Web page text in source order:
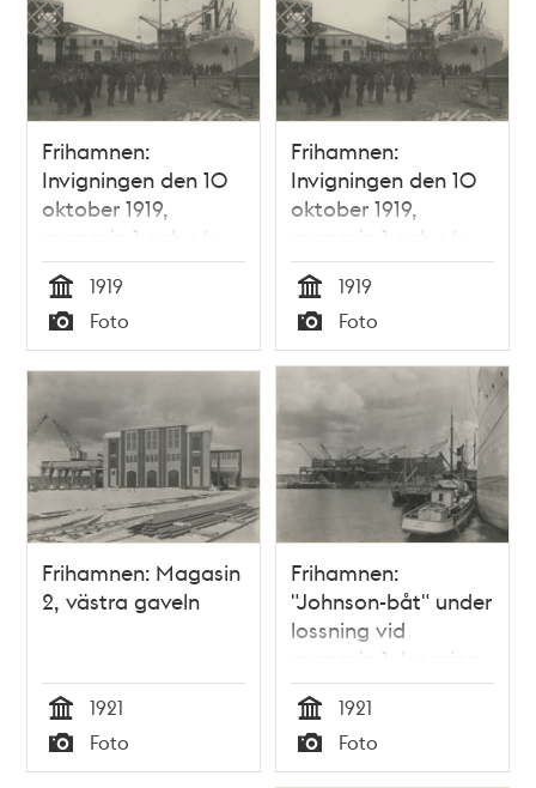
Frihamnen:
Invigningen den 10
oktober 1919,
magasin 1 och s/s
Annie Johnson.
Invigningspaviljongen
till vänster.
Tid
1919
Typ
Foto
Frihamnen:
Invigningen den 10
oktober 1919,
magasin 1 och s/s
Annie Johnson.
Invigningspaviljongen
till vänster.
Tid
1919
Typ
Foto
Frihamnen: Magasin
2, västra gaveln
Tid
1921
Typ
Foto
Frihamnen:
"Johnson-båt" under
lossning vid
magasin 1, lossning
utsides till
Finlandsbåt. I
bakgrunden
Magasin 2.
Tid
1921
Typ
Foto